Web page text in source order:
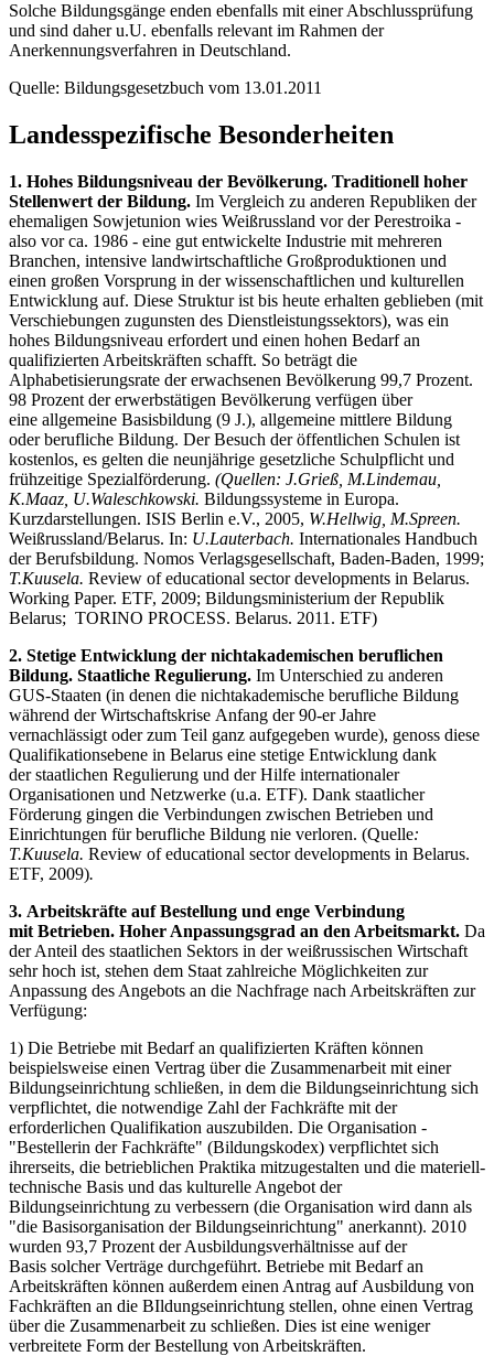
Solche Bildungsgänge enden ebenfalls mit einer Abschlussprüfung
und sind daher u.U. ebenfalls relevant im Rahmen der
Anerkennungsverfahren in Deutschland.
Quelle: Bildungsgesetzbuch vom 13.01.2011
Landesspezifische Besonderheiten
1. Hohes Bildungsniveau der Bevölkerung. Traditionell hoher
Stellenwert der Bildung. Im Vergleich zu anderen Republiken der
ehemaligen Sowjetunion wies Weißrussland vor der Perestroika -
also vor ca. 1986 - eine gut entwickelte Industrie mit mehreren
Branchen, intensive landwirtschaftliche Großproduktionen und
einen großen Vorsprung in der wissenschaftlichen und kulturellen
Entwicklung auf. Diese Struktur ist bis heute erhalten geblieben (mit
Verschiebungen zugunsten des Dienstleistungssektors), was ein
hohes Bildungsniveau erfordert und einen hohen Bedarf an
qualifizierten Arbeitskräften schafft. So beträgt die
Alphabetisierungsrate der erwachsenen Bevölkerung 99,7 Prozent.
98 Prozent der erwerbstätigen Bevölkerung verfügen über
eine allgemeine Basisbildung (9 J.), allgemeine mittlere Bildung
oder berufliche Bildung. Der Besuch der öffentlichen Schulen ist
kostenlos, es gelten die neunjährige gesetzliche Schulpflicht und
frühzeitige Spezialförderung. (Quellen: J.Grieß, M.Lindemau,
K.Maaz, U.Waleschkowski. Bildungssysteme in Europa.
Kurzdarstellungen. ISIS Berlin e.V., 2005, W.Hellwig, M.Spreen.
Weißrussland/Belarus. In: U.Lauterbach. Internationales Handbuch
der Berufsbildung. Nomos Verlagsgesellschaft, Baden-Baden, 1999;
T.Kuusela. Review of educational sector developments in Belarus.
Working Paper. ETF, 2009; Bildungsministerium der Republik
Belarus; TORINO PROCESS. Belarus. 2011. ETF)
2. Stetige Entwicklung der nichtakademischen beruflichen
Bildung. Staatliche Regulierung. Im Unterschied zu anderen
GUS-Staaten (in denen die nichtakademische berufliche Bildung
während der Wirtschaftskrise Anfang der 90-er Jahre
vernachlässigt oder zum Teil ganz aufgegeben wurde), genoss diese
Qualifikationsebene in Belarus eine stetige Entwicklung dank
der staatlichen Regulierung und der Hilfe internationaler
Organisationen und Netzwerke (u.a. ETF). Dank staatlicher
Förderung gingen die Verbindungen zwischen Betrieben und
Einrichtungen für berufliche Bildung nie verloren. (Quelle:
T.Kuusela. Review of educational sector developments in Belarus.
ETF, 2009).
3. Arbeitskräfte auf Bestellung und enge Verbindung
mit Betrieben. Hoher Anpassungsgrad an den Arbeitsmarkt. Da
der Anteil des staatlichen Sektors in der weißrussischen Wirtschaft
sehr hoch ist, stehen dem Staat zahlreiche Möglichkeiten zur
Anpassung des Angebots an die Nachfrage nach Arbeitskräften zur
Verfügung:
1) Die Betriebe mit Bedarf an qualifizierten Kräften können
beispielsweise einen Vertrag über die Zusammenarbeit mit einer
Bildungseinrichtung schließen, in dem die Bildungseinrichtung sich
verpflichtet, die notwendige Zahl der Fachkräfte mit der
erforderlichen Qualifikation auszubilden. Die Organisation -
"Bestellerin der Fachkräfte" (Bildungskodex) verpflichtet sich
ihrerseits, die betrieblichen Praktika mitzugestalten und die materiell-
technische Basis und das kulturelle Angebot der
Bildungseinrichtung zu verbessern (die Organisation wird dann als
"die Basisorganisation der Bildungseinrichtung" anerkannt). 2010
wurden 93,7 Prozent der Ausbildungsverhältnisse auf der
Basis solcher Verträge durchgeführt. Betriebe mit Bedarf an
Arbeitskräften können außerdem einen Antrag auf Ausbildung von
Fachkräften an die BIldungseinrichtung stellen, ohne einen Vertrag
über die Zusammenarbeit zu schließen. Dies ist eine weniger
verbreitete Form der Bestellung von Arbeitskräften.